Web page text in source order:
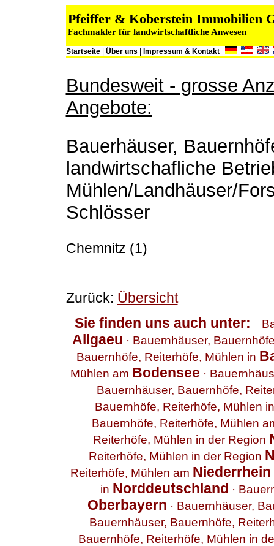
Pfeiffer & Koberstein Immobilien
Fachmakler für landwirtschaftliche Anwesen
Startseite| Über uns Impressum & Kontakt
Bundesweit - grosse
Angebote:
Bauerhäuser,
landwirtschafliche
Mühlen/Landhäuser/
Schlösser
Chemnitz (1)
Zurück: Übersicht
Sie finden uns auch unter:
Allgaeu · Bauernhäuser,
Bauernhöfe, Reiterhöfe, Mühlen in
Mühlen am Bodensee ·
Bauernhäuser, Bauernhöfe,
Bauernhöfe, Reiterhöfe, Mühlen
Bauernhöfe, Reiterhöfe, Mühlen
Reiterhöfe, Mühlen in der Region
Reiterhöfe, Mühlen in der Region
Reiterhöfe, Mühlen am Niederrhein
in Norddeutschland ·
Oberbayern · Bauernhäuser,
Bauernhäuser, Bauernhöfe,
Bauernhöfe, Reiterhöfe, Mühlen in